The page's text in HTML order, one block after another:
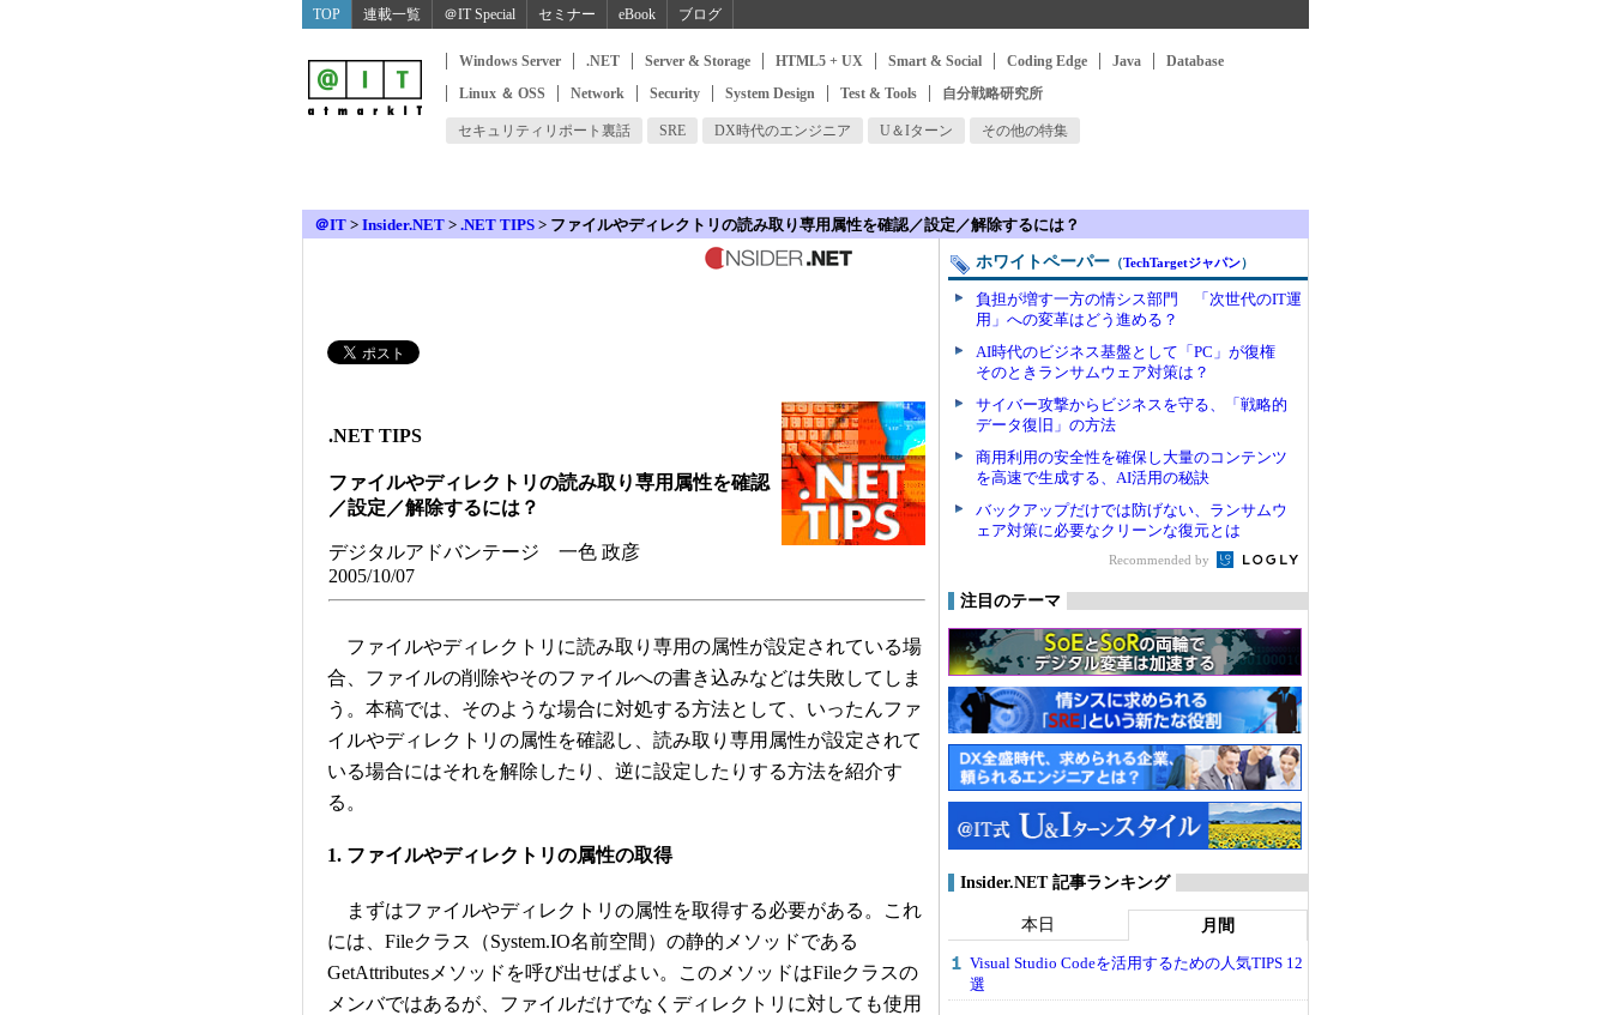
TOP 連載一覧 ＠IT Special セミナー eBook ブログ
Windows Server .NET Server & Storage HTML5 + UX Smart & Social Coding Edge Java
Database
Linux ＆ OSS
Network Security System Design Test & Tools 自分戦略研究所
セキュリティリポート裏話 SRE DX時代のエンジニア U＆Iターン その他の特集
＠IT > Insider.NET > .NET TIPS > ファイルやディレクトリの読み取り専用属性を確認／設定／解除するには？
.NET TIPS
ファイルやディレクトリの読み取り専用属性を確認
／設定／解除するには？
デジタルアドバンテージ 一色 政彦
2005/10/07
ファイルやディレクトリに読み取り専用の属性が設定されている場
合、ファイルの削除やそのファイルへの書き込みなどは失敗してしま
う。本稿では、そのような場合に対処する方法として、いったんファ
イルやディレクトリの属性を確認し、読み取り専用属性が設定されて
いる場合にはそれを解除したり、逆に設定したりする方法を紹介す
る。
1. ファイルやディレクトリの属性の取得
まずはファイルやディレクトリの属性を取得する必要がある。これ
には、Fileクラス（System.IO名前空間）の静的メソッドである
GetAttributesメソッドを呼び出せばよい。このメソッドはFileクラスの
メンバではあるが、ファイルだけでなくディレクトリに対しても使用
ホワイトペーパー （TechTargetジャパン）
負担が増す一方の情シス部門 「次世代のIT運
用」への変革はどう進める？
AI時代のビジネス基盤として「PC」が復権
そのときランサムウェア対策は？
サイバー攻撃からビジネスを守る、「戦略的
データ復旧」の方法
商用利用の安全性を確保し大量のコンテンツ
を高速で生成する、AI活用の秘訣
バックアップだけでは防げない、ランサムウ
ェア対策に必要なクリーンな復元とは
Recommended by
注目のテーマ
Insider.NET 記事ランキング
本日 月間
Visual Studio Codeを活用するための人気TIPS 12
選